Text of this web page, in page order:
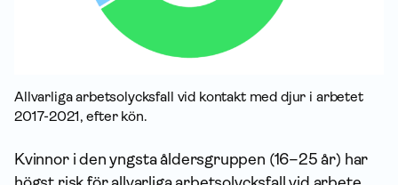
Allvarliga arbetsolycksfall vid kontakt med djur i arbetet
2017-2021, efter kön.
Kvinnor i den yngsta åldersgruppen (16–25 år) har